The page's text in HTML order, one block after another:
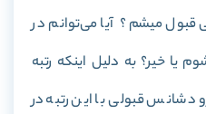
که با رتبه 1000 چی قبول میشم؟ آیا می‌توانم در
یا خیر؟ به دلیل اینکه رتبه
شانس قبولی با این رتبه در